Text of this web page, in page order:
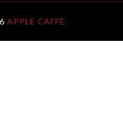
APPLE CAFFÈ.